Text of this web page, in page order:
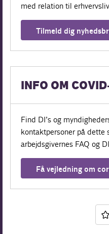
med relation til
Tilmeld dig
INFO OM
Find DI’s og
kontaktpersoner på dette
arbejdsgivernes FAQ og
Få vejledning om